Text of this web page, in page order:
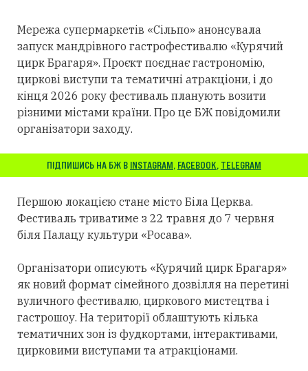
Мережа супермаркетів «Сільпо» анонсувала
запуск мандрівного гастрофестивалю «Курячий
цирк Брагаря». Проєкт поєднає гастрономію,
циркові виступи та тематичні атракціони, і до
кінця 2026 року фестиваль планують возити
різними містами країни. Про це БЖ повідомили
організатори заходу.
ПІДПИШИСЬ НА БЖ В INSTAGRAM, FACEBOOK, TELEGRAM
Першою локацією стане місто Біла Церква.
Фестиваль триватиме з 22 травня до 7 червня
біля Палацу культури «Росава».
Організатори описують «Курячий цирк Брагаря»
як новий формат сімейного дозвілля на перетині
вуличного фестивалю, циркового мистецтва і
гастрошоу. На території облаштують кілька
тематичних зон із фудкортами, інтерактивами,
цирковими виступами та атракціонами.